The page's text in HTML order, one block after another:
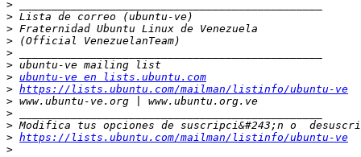
>
>
>
>
>
>
> ubuntu-ve en lists.ubuntu.com
> https://lists.ubuntu.com/mailman/listinfo/ubuntu-ve
>
>
>
> https://lists.ubuntu.com/mailman/listinfo/ubuntu-ve
>